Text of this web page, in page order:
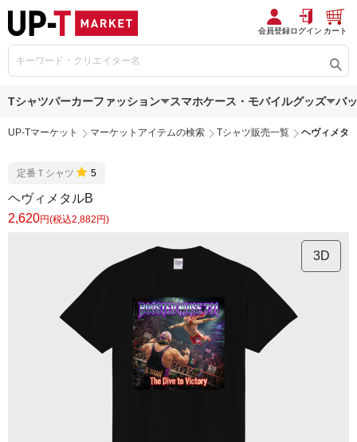
会員登録ログイン カート
Tシャツパーカーファッション スマホケース・モバイルグッズ バ
UP-Tマーケット マーケットアイテムの検索 Tシャツ販売一覧 ヘヴィメタ
定番Ｔシャツ 5
ヘヴィメタルB
2,620円(税込2,882円)
3D